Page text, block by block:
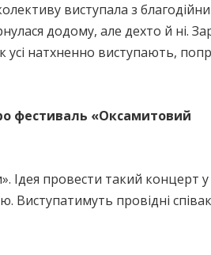
виступала з
додому, але дехто й ні.
натхненно виступають,
фестиваль «Оксамитовий
Ідея провести такий концерт
провідні